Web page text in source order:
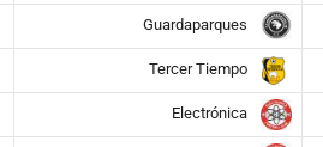
Guardaparques
Tercer Tiempo
Electrónica